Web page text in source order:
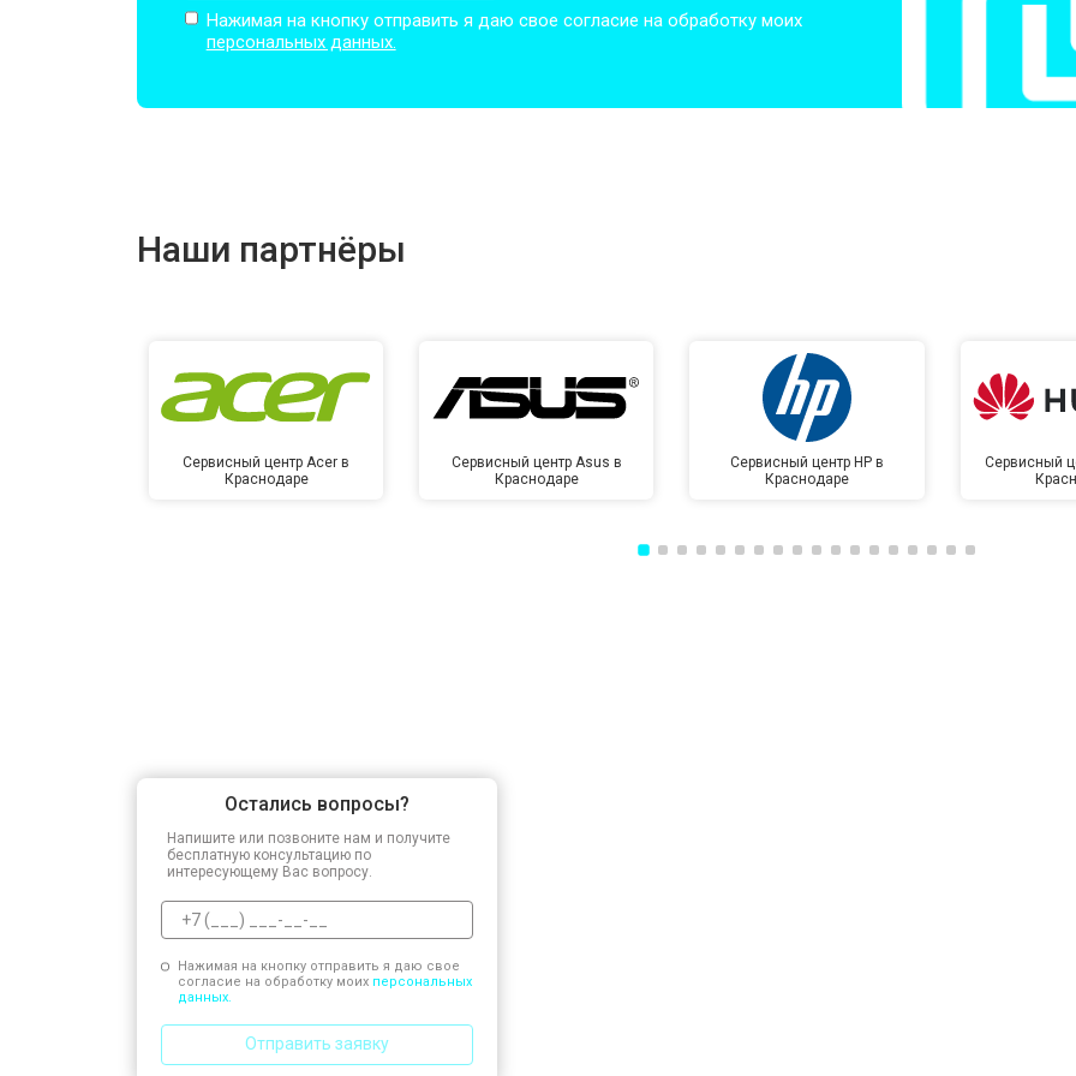
Замена северного моста
Нажимая на кнопку отправить я даю свое согласие на обработку моих
персональных данных.
Наши партнёры
Сервисный центр Acer в
Краснодаре
Сервисный центр Asus в
Краснодаре
Сервисный центр HP в
Краснодаре
Сервисный
Остались вопросы?
Напишите или позвоните нам и получите
бесплатную консультацию по
интересующему Вас вопросу.
Нажимая на кнопку отправить я даю свое
согласие на обработку моих персональных
данных.
Отправить заявку